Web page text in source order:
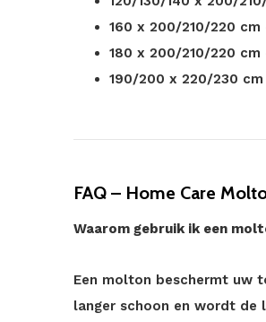
160 x 200/210/220
180 x 200/210/220
190/200 x 220/230
FAQ – Home Care
Waarom gebruik ik een
Een molton beschermt uw
langer schoon en wordt de